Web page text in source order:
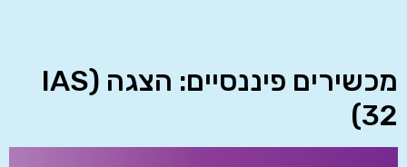
מכשירים פיננסיים: הצגה (IAS
32)